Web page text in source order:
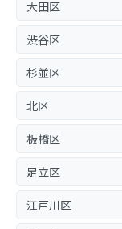
大田区
渋谷区
杉並区
北区
板橋区
足立区
江戸川区